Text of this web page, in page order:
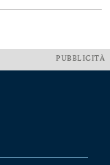
PUBBLICITÀ